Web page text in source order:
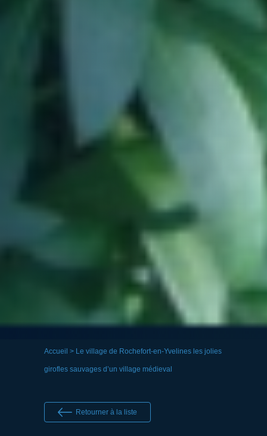
Accueil > Le village de Rochefort-en-Yvelines les jolies
girofles sauvages d’un village médieval
Retourner à la liste